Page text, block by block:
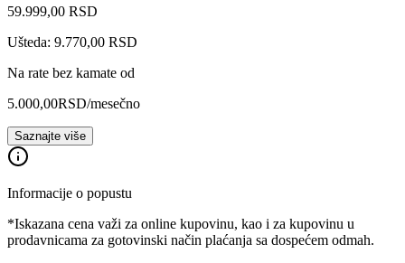
59.999,00 RSD
Ušteda: 9.770,00 RSD
Na rate bez kamate od
5.000,00RSD/mesečno
Saznajte više
Informacije o popustu
*Iskazana cena važi za online kupovinu, kao i za kupovinu u
prodavnicama za gotovinski način plaćanja sa dospećem odmah.